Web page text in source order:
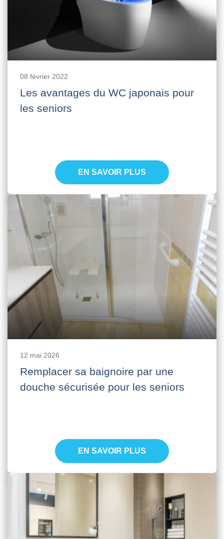
08 février 2022
Les avantages du WC japonais pour
les seniors
EN SAVOIR PLUS
12 mai 2026
Remplacer sa baignoire par une
douche sécurisée pour les seniors
EN SAVOIR PLUS